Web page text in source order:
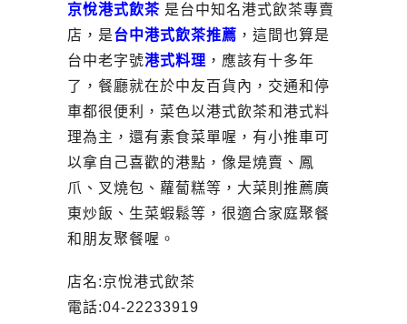
京悅港式飲茶 是台中知名港式飲茶專賣
店，是台中港式飲茶推薦 ，這間也算是
台中老字號港式料理 ，應該有十多年
了，餐廳就在於中友百貨內，交通和停
車都很便利，菜色以港式飲茶和港式料
理為主，還有素食菜單喔，有小推車可
以拿自己喜歡的港點，像是燒賣、鳳
爪、叉燒包、蘿蔔糕等，大菜則推薦廣
東炒飯、生菜蝦鬆等，很適合家庭聚餐
和朋友聚餐喔。
店名:京悅港式飲茶
電話:04-22233919